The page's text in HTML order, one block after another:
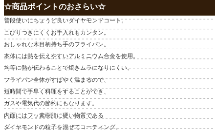
☆商品ポイントのおさらい☆
普段使いにちょうど良いダイヤモンドコート。
こびりつきにくくお手入れもカンタン。
おしゃれな木目柄持ち手のフライパン。
本体には熱を伝えやすいアルミニウム合金を使用。
均等に熱が伝わることで焼きムラになりにくい。
フライパン全体がすばやく温まるので、
短時間で手早く料理をすることができ、
ガスや電気代の節約にもなります。
内面にはフッ素樹脂に硬い物質である
ダイヤモンドの粒子を混ぜてコーティング。